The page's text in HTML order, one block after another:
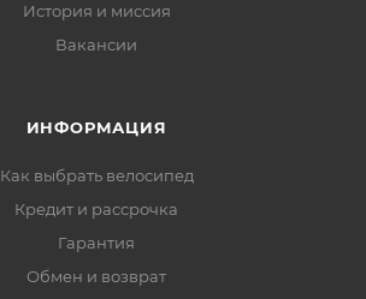
История и миссия
Вакансии
ИНФОРМАЦИЯ
Как выбрать велосипед
Кредит и рассрочка
Гарантия
Обмен и возврат